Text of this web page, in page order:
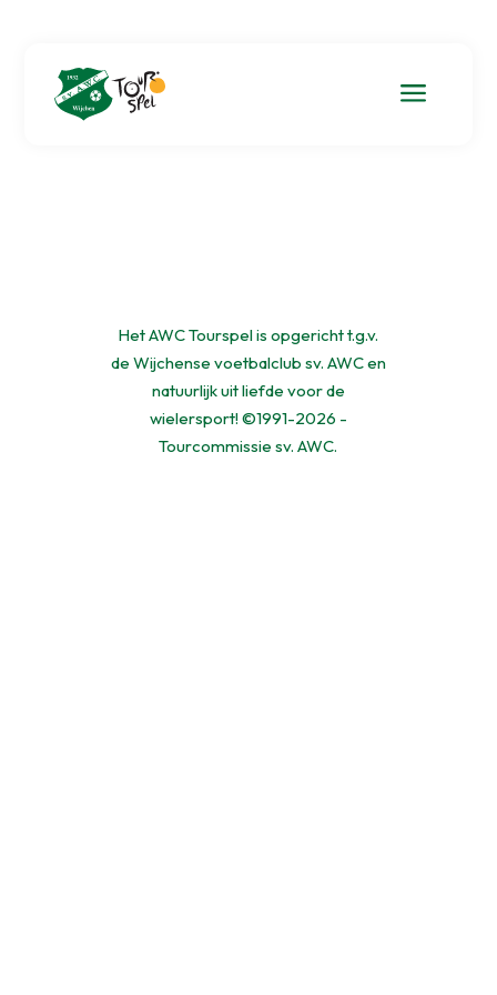
a
Het AWC Tourspel is opgericht t.g.v.
de Wijchense voetbalclub sv. AWC en
natuurlijk uit liefde voor de
wielersport! ©1991-2026 -
Tourcommissie sv. AWC.